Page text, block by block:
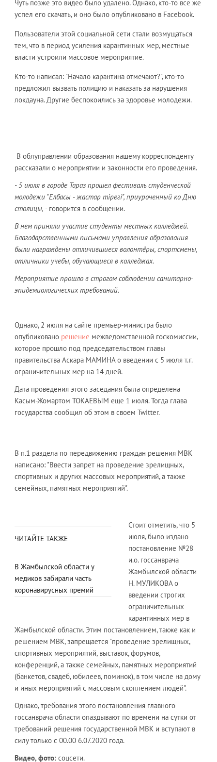
Чуть позже это видео было удалено. Однако, кто-то все же
успел его скачать, и оно было опубликовано в Facebook.
Пользователи этой социальной сети стали возмущаться
тем, что в период усиления карантинных мер, местные
власти устроили массовое мероприятие.
Кто-то написал: "Начало карантина отмечают?", кто-то
предложил вызвать полицию и наказать за нарушения
локдауна. Другие беспокоились за здоровье молодежи.
В облуправлении образования нашему корреспонденту
рассказали о мероприятии и законности его проведения.
- 5 июля в городе Тараз прошел фестиваль студенческой
молодежи "Елбасы - жастар тірегі", приуроченный ко Дню
столицы, - говорится в сообщении.
В нем приняли участие студенты местных колледжей.
Благодарственными письмами управления образования
были награждены отличившиеся волонтёры, спортсмены,
отличники учебы, обучающиеся в колледжах.
Мероприятие прошло в строгом соблюдении санитарно-
эпидемиологических требований.
Однако, 2 июля на сайте премьер-министра было
опубликовано решение межведомственной госкомиссии,
которое прошло под председательством главы
правительства Аскара МАМИНА о введении с 5 июля т.г.
ограничительных мер на 14 дней.
Дата проведения этого заседания была определена
Касым-Жомартом ТОКАЕВЫМ еще 1 июля. Тогда глава
государства сообщил об этом в своем Twitter.
В п.1 раздела по передвижению граждан решения МВК
написано: "Ввести запрет на проведение зрелищных,
спортивных и других массовых мероприятий, а также
семейных, памятных мероприятий".
ЧИТАЙТЕ ТАКЖЕ
В Жамбылской области у
медиков забирали часть
коронавирусных премий
Стоит отметить, что 5
июля, было издано
постановление №28
и.о. госсанврача
Жамбылской области
Н. МУЛИКОВА о
введении строгих
ограничительных
карантинных мер в
Жамбылской области. Этим постановлением, также как и
решением МВК, запрещается "проведение зрелищных,
спортивных мероприятий, выставок, форумов,
конференций, а также семейных, памятных мероприятий
(банкетов, свадеб, юбилеев, поминок), в том числе на дому
и иных мероприятий с массовым скоплением людей".
Однако, требования этого постановления главного
госсанврача области опаздывают по времени на сутки от
требований решения государственной МВК и вступают в
силу только с 00.00 6.07.2020 года.
Видео, фото: соцсети.